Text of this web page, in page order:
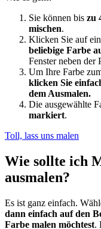
Sie können bis zu
mischen.
Klicken Sie auf
beliebige Farbe
Fenster neben der
Um Ihre Farbe
klicken Sie
dem Ausmalen.
Die ausgewählte
markiert.
Toll, lass uns malen
Wie sollte ich
ausmalen?
Es ist ganz einfach.
dann einfach auf den
Farbe malen möchtest.